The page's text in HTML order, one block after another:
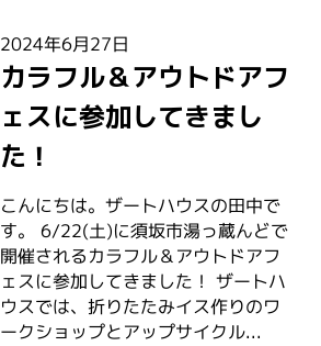
2024年6月27日
カラフル＆アウトドアフ
ェスに参加してきまし
た！
こんにちは。ザートハウスの田中で
す。 6/22(土)に須坂市湯っ蔵んどで
開催されるカラフル＆アウトドアフ
ェスに参加してきました！ ザートハ
ウスでは、折りたたみイス作りのワ
ークショップとアップサイクル...